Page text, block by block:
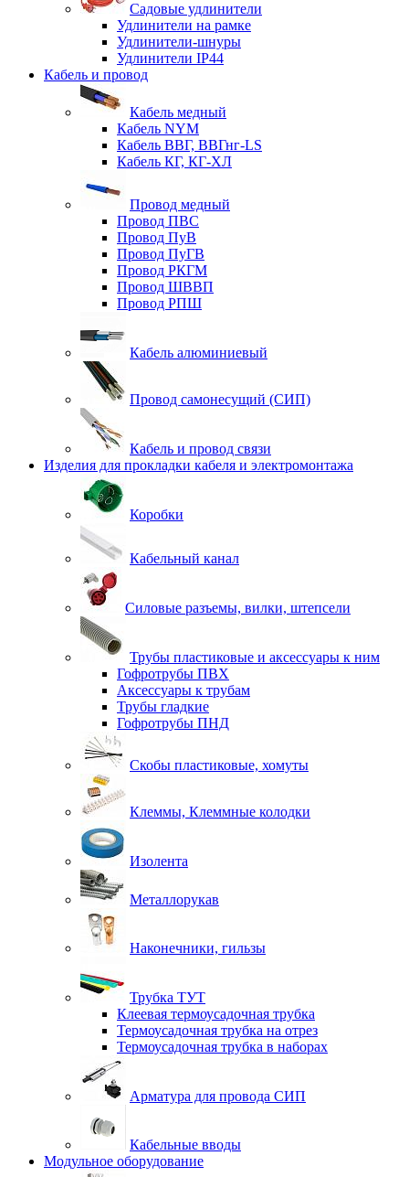
Садовые удлинители
Удлинители на рамке
Удлинители-шнуры
Удлинители IP44
Кабель и провод
Кабель медный
Кабель NYM
Кабель ВВГ, ВВГнг-LS
Кабель КГ, КГ-ХЛ
Провод медный
Провод ПВС
Провод ПуВ
Провод ПуГВ
Провод РКГМ
Провод ШВВП
Провод РПШ
Кабель алюминиевый
Провод самонесущий (СИП)
Кабель и провод связи
Изделия для прокладки кабеля и электромонтажа
Коробки
Кабельный канал
Силовые разъемы, вилки, штепсели
Трубы пластиковые и аксессуары к ним
Гофротрубы ПВХ
Аксессуары к трубам
Трубы гладкие
Гофротрубы ПНД
Скобы пластиковые, хомуты
Клеммы, Клеммные колодки
Изолента
Металлорукав
Наконечники, гильзы
Трубка ТУТ
Клеевая термоусадочная трубка
Термоусадочная трубка на отрез
Термоусадочная трубка в наборах
Арматура для провода СИП
Кабельные вводы
Модульное оборудование